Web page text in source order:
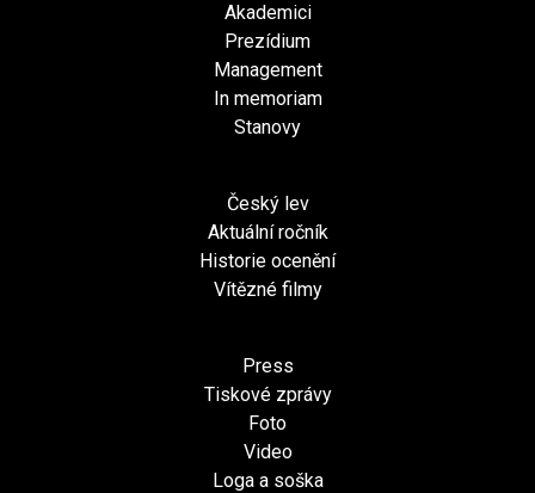
Akademici
Prezídium
Management
In memoriam
Stanovy
Český lev
Aktuální ročník
Historie ocenění
Vítězné filmy
Press
Tiskové zprávy
Foto
Video
Loga a soška